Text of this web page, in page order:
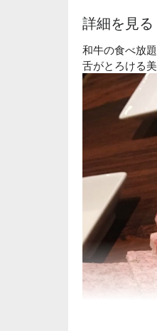
詳細を見る
和牛の食べ放
舌がとろける